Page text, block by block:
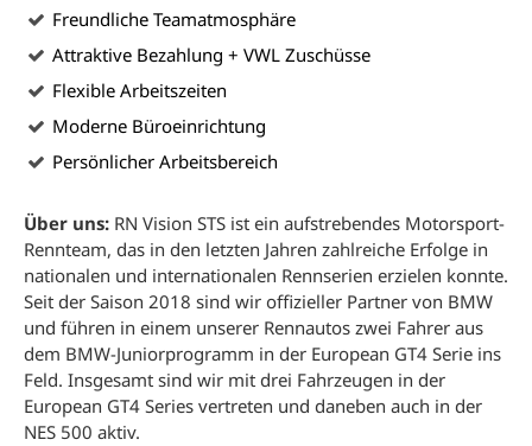
Freundliche Teamatmosphäre
Attraktive Bezahlung + VWL Zuschüsse
Flexible Arbeitszeiten
Moderne Büroeinrichtung
Persönlicher Arbeitsbereich
Über uns: RN Vision STS ist ein aufstrebendes Motorsport-
Rennteam, das in den letzten Jahren zahlreiche Erfolge in
nationalen und internationalen Rennserien erzielen konnte.
Seit der Saison 2018 sind wir offizieller Partner von BMW
und führen in einem unserer Rennautos zwei Fahrer aus
dem BMW-Juniorprogramm in der European GT4 Serie ins
Feld. Insgesamt sind wir mit drei Fahrzeugen in der
European GT4 Series vertreten und daneben auch in der
NES 500 aktiv.